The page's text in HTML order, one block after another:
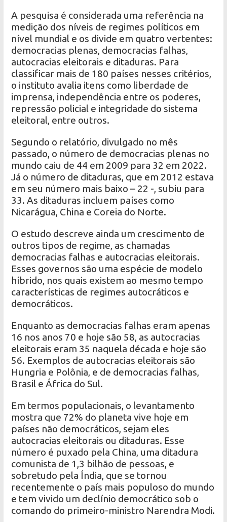
A pesquisa é considerada uma referência na
medição dos níveis de regimes políticos em
nível mundial e os divide em quatro vertentes:
democracias plenas, democracias falhas,
autocracias eleitorais e ditaduras. Para
classificar mais de 180 países nesses critérios,
o instituto avalia itens como liberdade de
imprensa, independência entre os poderes,
repressão policial e integridade do sistema
eleitoral, entre outros.
Segundo o relatório, divulgado no mês
passado, o número de democracias plenas no
mundo caiu de 44 em 2009 para 32 em 2022.
Já o número de ditaduras, que em 2012 estava
em seu número mais baixo – 22 -, subiu para
33. As ditaduras incluem países como
Nicarágua, China e Coreia do Norte.
O estudo descreve ainda um crescimento de
outros tipos de regime, as chamadas
democracias falhas e autocracias eleitorais.
Esses governos são uma espécie de modelo
híbrido, nos quais existem ao mesmo tempo
características de regimes autocráticos e
democráticos.
Enquanto as democracias falhas eram apenas
16 nos anos 70 e hoje são 58, as autocracias
eleitorais eram 35 naquela década e hoje são
56. Exemplos de autocracias eleitorais são
Hungria e Polônia, e de democracias falhas,
Brasil e África do Sul.
Em termos populacionais, o levantamento
mostra que 72% do planeta vive hoje em
países não democráticos, sejam eles
autocracias eleitorais ou ditaduras. Esse
número é puxado pela China, uma ditadura
comunista de 1,3 bilhão de pessoas, e
sobretudo pela Índia, que se tornou
recentemente o país mais populoso do mundo
e tem vivido um declínio democrático sob o
comando do primeiro-ministro Narendra Modi.